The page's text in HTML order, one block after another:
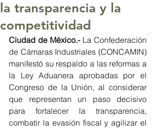
la transparencia y la
competitividad
Ciudad de México.- La Confederación
de Cámaras Industriales (CONCAMIN)
manifestó su respaldo a las reformas a
la Ley Aduanera aprobadas por el
Congreso de la Unión, al considerar
que representan un paso decisivo
para fortalecer la transparencia,
combatir la evasión fiscal y agilizar el